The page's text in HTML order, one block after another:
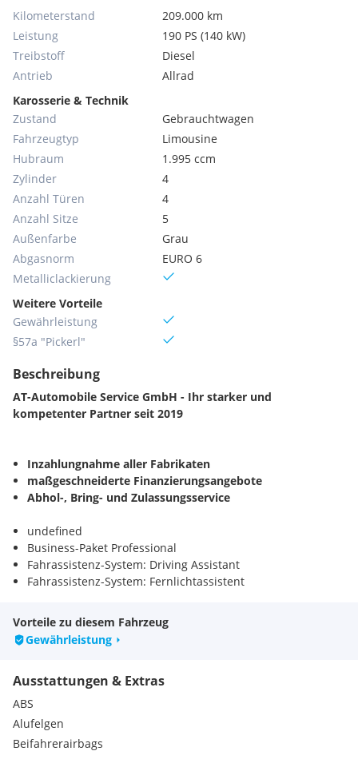
Kilometerstand
209.000 km
Leistung
190 PS (140 kW)
Treibstoff
Diesel
Antrieb
Allrad
Karosserie & Technik
Zustand
Gebrauchtwagen
Fahrzeugtyp
Limousine
Hubraum
1.995 ccm
Zylinder
4
Anzahl Türen
4
Anzahl Sitze
5
Außenfarbe
Grau
Abgasnorm
EURO 6
Metallic­lackierung
Weitere Vorteile
Gewährleistung
§57a "Pickerl"
Beschreibung
AT-Automobile Service GmbH - Ihr starker und
kompetenter Partner seit 2019
Inzahlungnahme aller Fabrikaten
maßgeschneiderte Finanzierungsangebote
Abhol-, Bring- und Zulassungsservice
undefined
Business-Paket Professional
Fahrassistenz-System: Driving Assistant
Fahrassistenz-System: Fernlichtassistent
Geschwindigkeits-Regelanlage, Aktiv mit Stop&Go-Funktion
HiFi-Lautsprechersystem
Induktionsladeschale für Smartphone (Wireless Charging)
Kraftstofftank: vergrößert
LM-Felgen 7,5x18 (Doppelspeiche 782, Bicolor)
Metallic-Lackierung
Parkassistent-Paket
Sicherheitssystem Active Protection
Vorteile zu diesem Fahrzeug
Gewährleistung
Ausstattungen & Extras
ABS
Alufelgen
Beifahrerairbags